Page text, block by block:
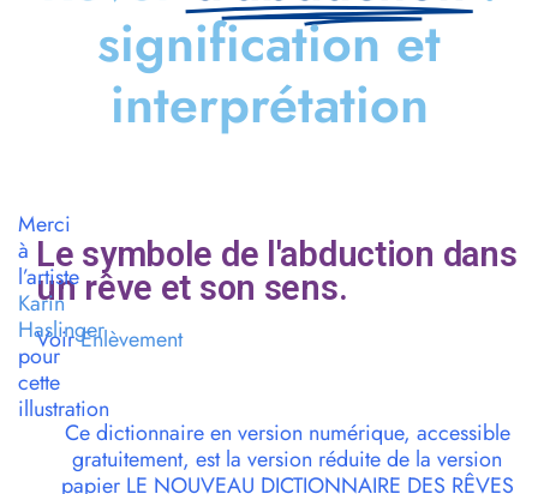
signification et
interprétation
Le symbole de l'abduction dans
un rêve et son sens.
VoirEnlèvement
Ce dictionnaire en version numérique, accessible
gratuitement, est la version réduite de la version
papier LE NOUVEAU DICTIONNAIRE DES RÊVES
Merci
à
l’artiste
Karin
Haslinger
pour
cette
illustration